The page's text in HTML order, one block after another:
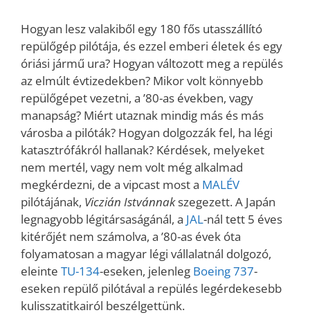
Hogyan lesz valakiből egy 180 fős utasszállító
repülőgép pilótája, és ezzel emberi életek és egy
óriási jármű ura? Hogyan változott meg a repülés
az elmúlt évtizedekben? Mikor volt könnyebb
repülőgépet vezetni, a ’80-as években, vagy
manapság? Miért utaznak mindig más és más
városba a pilóták? Hogyan dolgozzák fel, ha légi
katasztrófákról hallanak? Kérdések, melyeket
nem mertél, vagy nem volt még alkalmad
megkérdezni, de a vipcast most a MALÉV
pilótájának, Viczián Istvánnakszegezett. A Japán
legnagyobb légitársaságánál, a JAL-nál tett 5 éves
kitérőjét nem számolva, a ’80-as évek óta
folyamatosan a magyar légi vállalatnál dolgozó,
eleinte TU-134-eseken, jelenleg Boeing 737-
eseken repülő pilótával a repülés legérdekesebb
kulisszatitkairól beszélgettünk.